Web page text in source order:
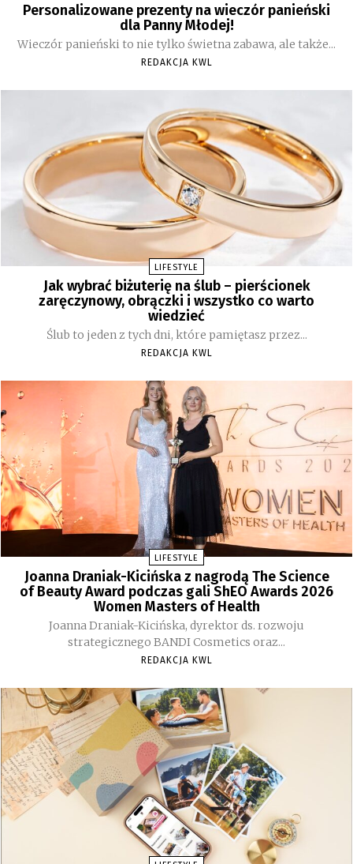
Personalizowane prezenty na wieczór panieński
dla Panny Młodej!
Wieczór panieński to nie tylko świetna zabawa, ale także...
REDAKCJA KWL
LIFESTYLE
Jak wybrać biżuterię na ślub – pierścionek
zaręczynowy, obrączki i wszystko co warto
wiedzieć
Ślub to jeden z tych dni, które pamiętasz przez...
REDAKCJA KWL
LIFESTYLE
Joanna Draniak-Kicińska z nagrodą The Science
of Beauty Award podczas gali ShEO Awards 2026
Women Masters of Health
Joanna Draniak-Kicińska, dyrektor ds. rozwoju
strategicznego BANDI Cosmetics oraz...
REDAKCJA KWL